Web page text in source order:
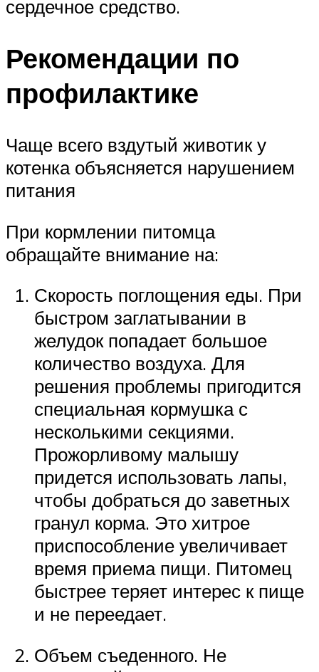
сердечное средство.
Рекомендации по
профилактике
Чаще всего вздутый животик у
котенка объясняется нарушением
питания
При кормлении питомца
обращайте внимание на:
Скорость поглощения еды. При
быстром заглатывании в
желудок попадает большое
количество воздуха. Для
решения проблемы пригодится
специальная кормушка с
несколькими секциями.
Прожорливому малышу
придется использовать лапы,
чтобы добраться до заветных
гранул корма. Это хитрое
приспособление увеличивает
время приема пищи. Питомец
быстрее теряет интерес к пище
и не переедает.
Объем съеденного. Не